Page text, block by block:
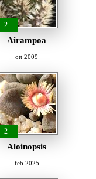
2
Airampoa
ott 2009
2
Aloinopsis
feb 2025